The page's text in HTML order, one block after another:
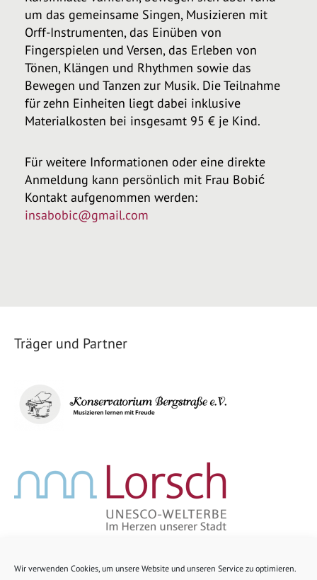
Wir verwenden Cookies, um unsere Website und unseren Service zu optimieren.
um das gemeinsame Singen, Musizieren mit
Orff-Instrumenten, das Einüben von
Fingerspielen und Versen, das Erleben von
Tönen, Klängen und Rhythmen sowie das
Bewegen und Tanzen zur Musik. Die Teilnahme
für zehn Einheiten liegt dabei inklusive
Materialkosten bei insgesamt 95 € je Kind.
Für weitere Informationen oder eine direkte
Anmeldung kann persönlich mit Frau Bobić
Kontakt aufgenommen werden:
insabobic@gmail.com
Träger und Partner